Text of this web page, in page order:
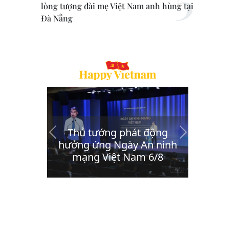
lòng tượng đài mẹ Việt Nam anh hùng tại
Đà Nẵng